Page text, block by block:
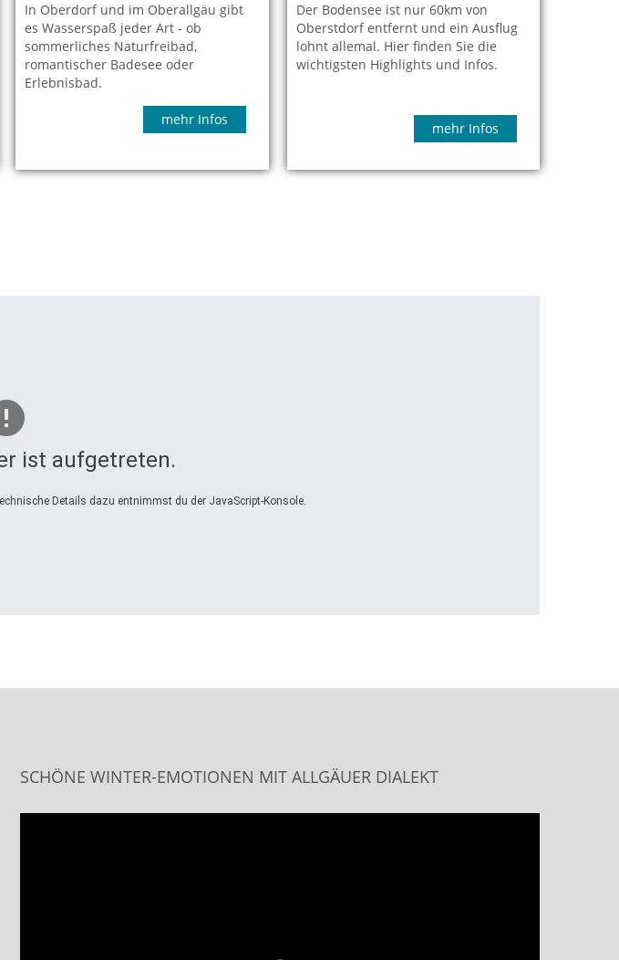
In Oberdorf und im Oberallgäu gibt
es Wasserspaß jeder Art - ob
sommerliches Naturfreibad,
romantischer Badesee oder
Erlebnisbad.
mehr Infos
Der Bodensee ist nur 60km von
Oberstdorf entfernt und ein Ausflug
lohnt allemal. Hier finden Sie die
wichtigsten Highlights und Infos.
mehr Infos
ist aufgetreten.
Details dazu entnimmst du der JavaScript-Konsole.
SCHÖNE WINTER-EMOTIONEN MIT ALLGÄUER DIALEKT